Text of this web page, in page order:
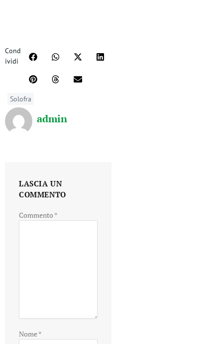
Cond
ividi
Solofra
admin
LASCIA UN
COMMENTO
Commento *
Nome*